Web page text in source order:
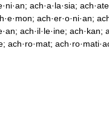
ach·a·la·sia;
ach·er·o·ni·an;
ach·il·le·ine; ach·kan;
ach·ro·mat;